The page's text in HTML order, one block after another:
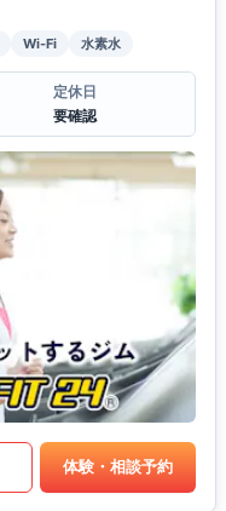
Wi-Fi 水素水
定休日
要確認
体験・相談予約